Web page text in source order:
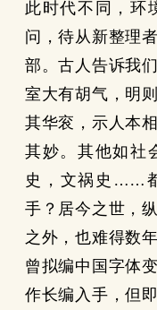
此时代不同，环
问，待从新整理
部。古人告诉我
室大有胡气，明
其华衮，示人本
其妙。其他如社
史，文祸史……
手？居今之世，
之外，也难得数
曾拟编中国字体
作长编入手，但